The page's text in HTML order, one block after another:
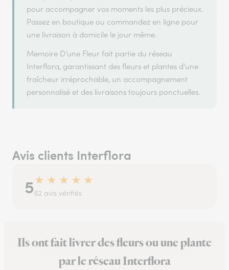
pour accompagner vos moments les plus précieux.
Passez en boutique ou commandez en ligne pour
une livraison à domicile le jour même.
Memoire D’une Fleur fait partie du réseau
Interflora, garantissant des fleurs et plantes d'une
fraîcheur irréprochable, un accompagnement
personnalisé et des livraisons toujours ponctuelles.
Avis clients Interflora
5★ ★ ★ ★ ★
62 avis vérifiés
Ils ont fait livrer des fleurs ou une plante
par le réseau Interflora